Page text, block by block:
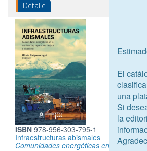
Detalle
ISBN 978-956-303-795-1
Infraestructuras abismales
Comunidades energéticas en la
El
una
Si
la